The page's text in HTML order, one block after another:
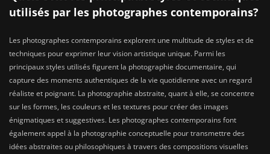
utilisés par les photographes contemporains?
Les photographes contemporains explorent une multitude de styles et de
techniques pour exprimer leur vision artistique unique. Parmi les
principaux styles utilisés figurent la photographie documentaire, qui
capture des moments authentiques de la vie quotidienne avec un regard
réaliste et poignant. La photographie abstraite, quant à elle, se concentre
sur les formes, les couleurs et les textures pour créer des images
énigmatiques et suggestives. Les photographes contemporains font
également appel à la photographie conceptuelle pour transmettre des
idées abstraites ou philosophiques à travers des compositions visuelles